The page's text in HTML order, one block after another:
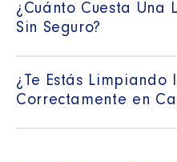
¿Cuánto Cuesta Una
Sin Seguro?
¿Te Estás Limpiando
Correctamente en